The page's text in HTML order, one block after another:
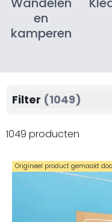
en
kamperen
1049 producten
Origineel product gemaakt
Filter (1049)